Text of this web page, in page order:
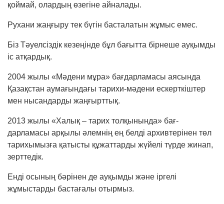
қоймай, олардың өзегіне айналады.
Рухани жаңғыру тек бүгін басталатын жұмыс емес.
Біз Тәуелсіздік кезеңінде бұл бағытта бірнеше ауқымды
іс атқардық.
2004 жылы «Мәдени мұра» бағдарламасы аясында
Қазақстан аумағындағы тарихи-мәдени ескерткіштер
мен нысандарды жаңғырттық.
2013 жылы «Халық – тарих толқынында» бағ­
дарламасы арқылы әлемнің ең белді архивтерінен төл
тарихымызға қатысты құжаттарды жүйелі түрде жинап,
зерттедік.
Енді осының бәрінен де ауқымды және іргелі
жұмыстарды бастағалы отырмыз.